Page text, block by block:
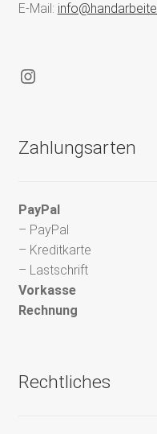
E-Mail:
Instagram
Zahlungsarten
PayPal
– PayPal
– Kreditkarte
– Lastschrift
Vorkasse
Rechnung
Rechtliches